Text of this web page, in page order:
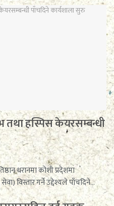
तथा हस्पिस केयरसम्बन्धी
धरानमा कोशी प्रदेशमा
विस्तार गर्ने उद्देश्यले पाँचदिने...